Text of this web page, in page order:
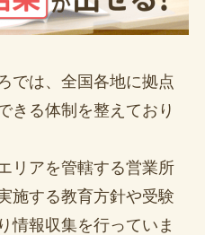
では、全国各地に拠点
きる体制を整えており
リアを管轄する営業所
施する教育方針や受験
情報収集を行っていま